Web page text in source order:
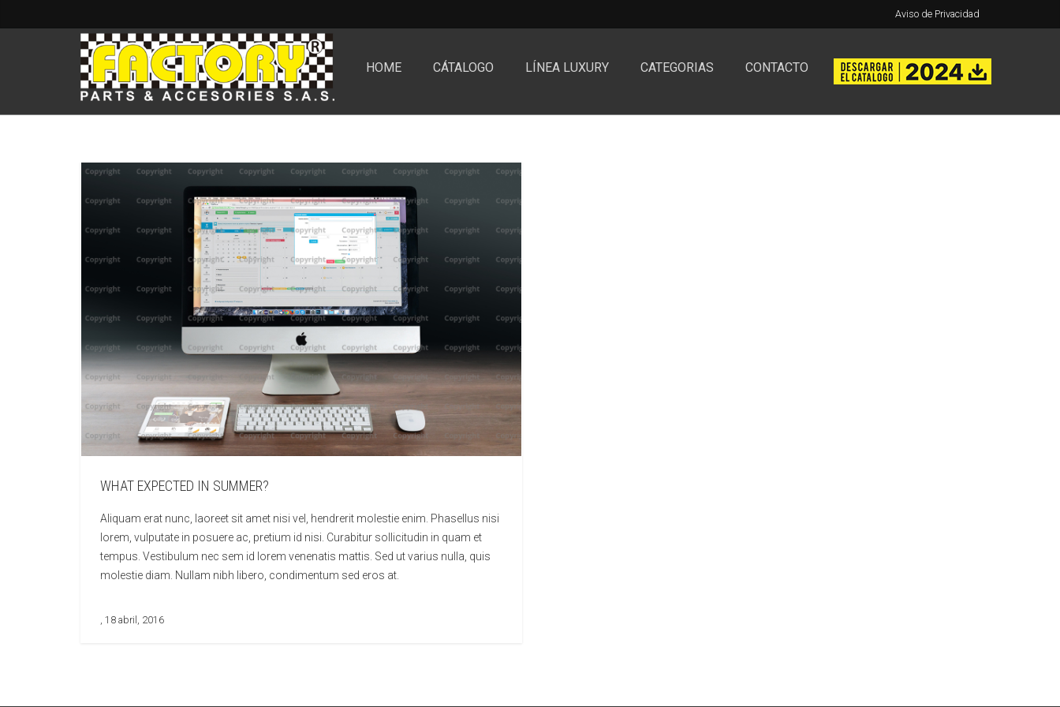
Aviso de Privacidad
HOME CÁTALOGO LÍNEA LUXURY CATEGORIAS CONTACTO
WHAT EXPECTED IN SUMMER?
Aliquam erat nunc, laoreet sit amet nisi vel, hendrerit molestie enim. Phasellus nisi
lorem, vulputate in posuere ac, pretium id nisi. Curabitur sollicitudin in quam et
tempus. Vestibulum nec sem id lorem venenatis mattis. Sed ut varius nulla, quis
molestie diam. Nullam nibh libero, condimentum sed eros at.
, 18 abril, 2016